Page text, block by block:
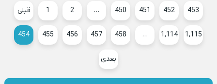
قبلی 1 2 … 450 451 452 453
454 455 456 457 458 … 1,114 1,115
بعدی